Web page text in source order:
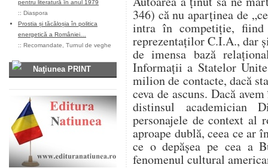
pentru literatură în anul 1979
:: Diaspora
Prostia și tăcăloșia în politica
energetică a României…
:: Recomandate Turnul de veghe
Naţiunea PRINT
346) că nu aparţinea de
intra în competiţie, fiind
reprezentaţilor C.I.A., dar
de imensa bază
Informaţii a Statelor
milion de contacte, dacă
ceva de ascuns. Dacă
distinsul academician
personajele de context al
aproape dublă, ceea ce ar
ce o depăşea pe cea a
fenomenul cultural